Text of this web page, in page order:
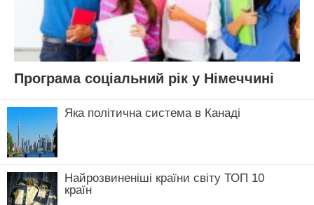
Програма соціальний рік у Німеччині
Яка політична система в Канаді
Найрозвиненіші країни світу ТОП 10
країн